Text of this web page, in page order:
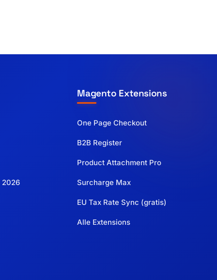
2026
Magento Extensions
One Page Checkout
B2B Register
Product Attachment Pro
Surcharge Max
EU Tax Rate Sync (gratis)
Alle Extensions